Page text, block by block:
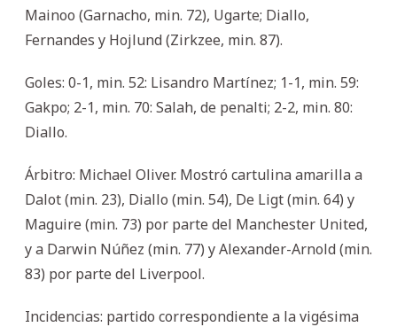
Mainoo (Garnacho, min. 72), Ugarte; Diallo,
Fernandes y Hojlund (Zirkzee, min. 87).
Goles: 0-1, min. 52: Lisandro Martínez; 1-1, min. 59:
Gakpo; 2-1, min. 70: Salah, de penalti; 2-2, min. 80:
Diallo.
Árbitro: Michael Oliver. Mostró cartulina amarilla a
Dalot (min. 23), Diallo (min. 54), De Ligt (min. 64) y
Maguire (min. 73) por parte del Manchester United,
y a Darwin Núñez (min. 77) y Alexander-Arnold (min.
83) por parte del Liverpool.
Incidencias: partido correspondiente a la vigésima